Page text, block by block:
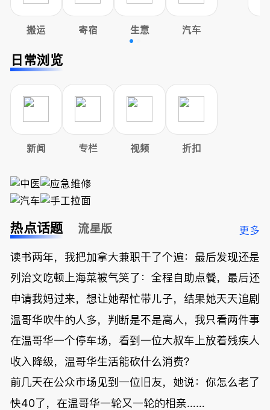
搬运 寄宿 生意 汽车
日常浏览
新闻 专栏 视频 折扣
热点话题 流星版 更多
读书两年，我把加拿大兼职干了个遍：最后发现还是
列治文吃顿上海菜被气笑了：全程自助点餐，最后还
申请我妈过来，想让她帮忙带儿子，结果她天天追剧
温哥华吹牛的人多，判断是不是高人，我只看两件事
在温哥华一个停车场，看到一位大叔车上放着残疾人
收入降级，温哥华生活能砍什么消费？
前几天在公众市场见到一位旧友，她说：你怎么老了
快40了，在温哥华一轮又一轮的相亲……